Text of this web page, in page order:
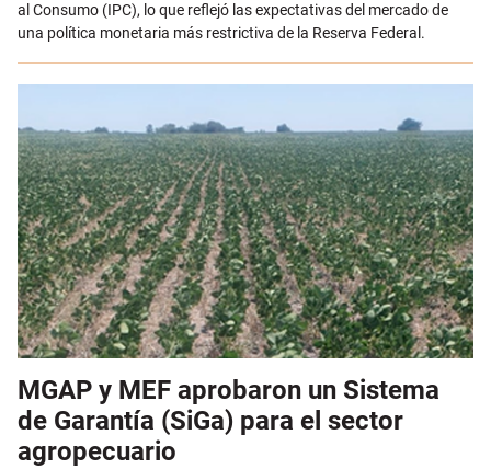
al Consumo (IPC), lo que reflejó las expectativas del mercado de
una política monetaria más restrictiva de la Reserva Federal.
MGAP y MEF aprobaron un Sistema
de Garantía (SiGa) para el sector
agropecuario